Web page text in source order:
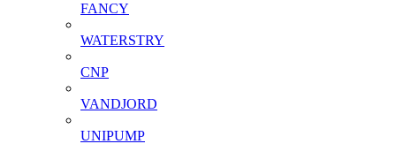
FANCY
WATERSTRY
CNP
VANDJORD
UNIPUMP